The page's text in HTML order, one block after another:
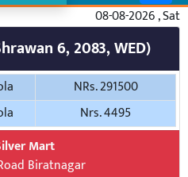
08-08-2026 , Sat
6, 2083, WED)
NRs. 291500
Nrs. 4495
Mart
Biratnagar